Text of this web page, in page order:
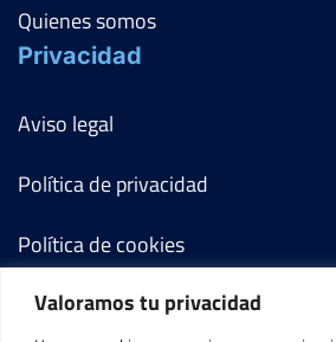
Valoramos tu privacidad
Quienes somos
Privacidad
Aviso legal
Política de privacidad
Política de cookies
Términos y condiciones